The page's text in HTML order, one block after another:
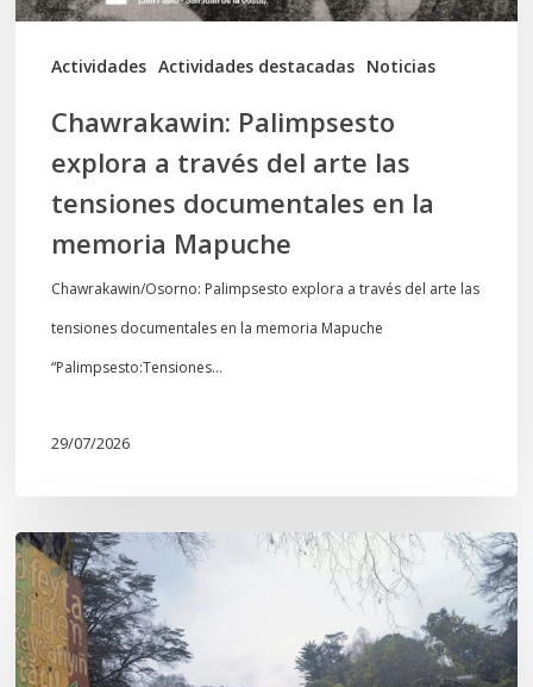
Actividades Actividades destacadas Noticias
tensiones
documentales
memoria
Mapuche
Chawrakawin: Palimpsesto
explora a través del arte las
tensiones documentales en la
memoria Mapuche
Chawrakawin/Osorno: Palimpsesto explora a través del arte las
tensiones documentales en la memoria Mapuche
“Palimpsesto:Tensiones…
29/07/2026
En
defensa
del
Salto